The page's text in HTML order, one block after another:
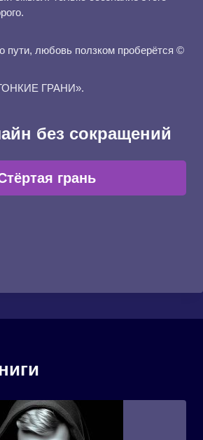
пути, любовь ползком проберётся ©
ГРАНИ».
без сокращений
грань